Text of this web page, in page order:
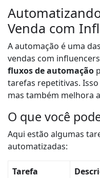
Venda com
A automação é uma
vendas com
fluxos de automação
tarefas repetitivas.
mas também melhora
O que você
Aqui estão algumas
automatizadas:
Tarefa